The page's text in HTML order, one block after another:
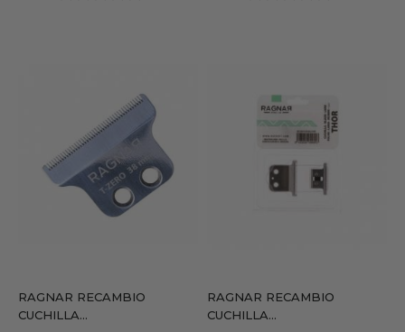
RAGNAR RECAMBIO
CUCHILLA...
RAGNAR RECAMBIO
CUCHILLA...